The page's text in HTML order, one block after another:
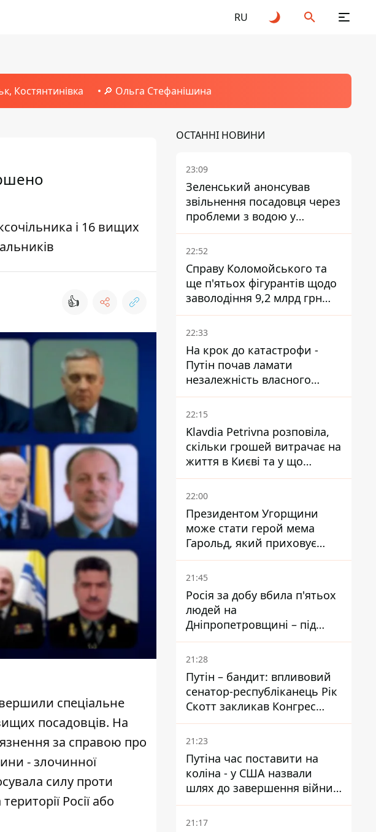
RU
Костянтинівка 🔎 Ольга Стефанішина
і 16 вищих
👍
спеціальне
посадовців. На
за справою про
- злочинної
силу проти
Росії або
ОСТАННІ НОВИНИ
23:09
Зеленський анонсував
звільнення посадовця через
проблеми з водою у
Марганці
22:52
Справу Коломойського та
ще п'ятьох фігурантів щодо
заволодіння 9,2 млрд грн
ПриватБанку скерували до
суду
22:33
На крок до катастрофи -
Путін почав ламати
незалежність власного
Центробанку, змусивши
знизити базову ставку
22:15
Klavdia Petrivna розповіла,
скільки грошей витрачає на
життя в Києві та у що
вкладає мільйони
22:00
Президентом Угорщини
може стати герой мема
Гарольд, який приховує
біль – він очолив народне
голосування
21:45
Росія за добу вбила п'ятьох
людей на
Дніпропетровщині – під
ударами опинилися п'ять
районів області
21:28
Путін – бандит: впливовий
сенатор-республіканець Рік
Скотт закликав Конгрес
притягнути РФ до
відповідальності за війну в
Україні
21:23
Путіна час поставити на
коліна - у США назвали
шлях до завершення війни -
National Security Journal
21:17